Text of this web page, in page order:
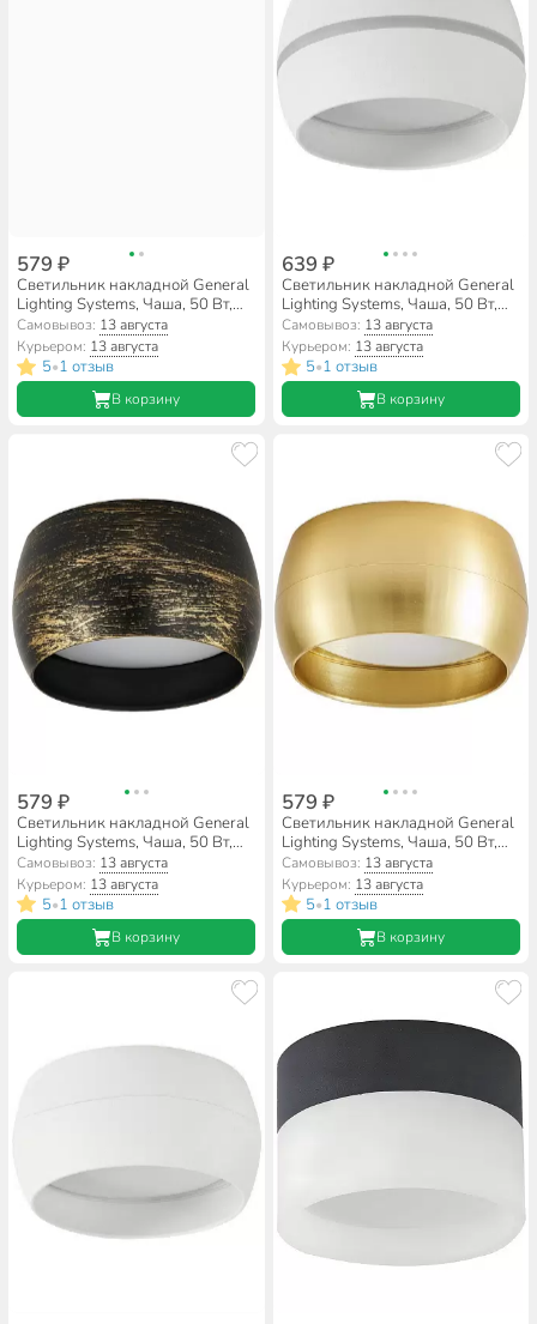
579 ₽
Светильник накладной General
Lighting Systems, Чаша, 50 Вт,
GX53, на 1 лампочку, IP20,
9х9х5 см, боковой
рассеиватель, Спот, золотой,
661340
Самовывоз: 13 августа
Курьером: 13 августа
5•1 отзыв
В корзину
639 ₽
Светильник накладной General
Lighting Systems, Чаша, 50 Вт,
GX53, на 1 лампочку, IP20,
9х9х5 см, боковой
рассеиватель, Спот, белый,
661339
Самовывоз: 13 августа
Курьером: 13 августа
5•1 отзыв
В корзину
579 ₽
Светильник накладной General
Lighting Systems, Чаша, 50 Вт,
GX53, на 1 лампочку, IP20,
9х9х5 см, Спот, черненое
золото, 661337
Самовывоз: 13 августа
Курьером: 13 августа
5•1 отзыв
В корзину
579 ₽
Светильник накладной General
Lighting Systems, Чаша, 50 Вт,
GX53, на 1 лампочку, IP20,
9х9х5 см, Спот, золотой, 661336
Самовывоз: 13 августа
Курьером: 13 августа
5•1 отзыв
В корзину